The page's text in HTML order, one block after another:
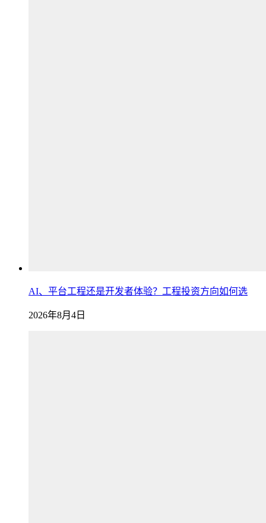
AI、平台工程还是开发者体验？工程投资方向如何选
2026年8月4日